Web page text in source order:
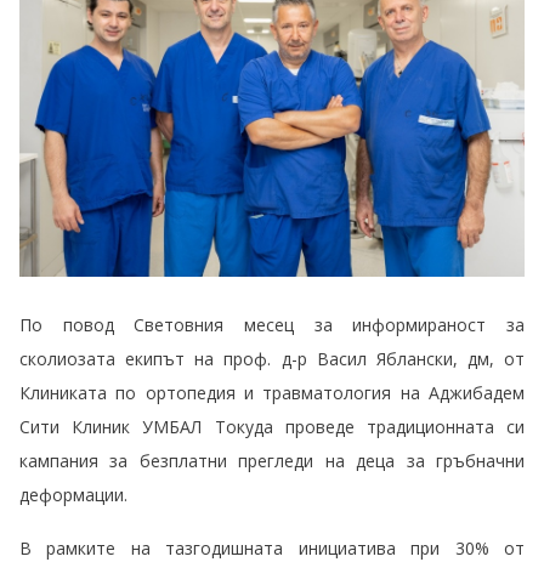
По повод Световния месец за информираност за
сколиозата екипът на проф. д-р Васил Яблански, дм, от
Клиниката по ортопедия и травматология на Аджибадем
Сити Клиник УМБАЛ Токуда проведе традиционната си
кампания за безплатни прегледи на деца за гръбначни
деформации.
В рамките на тазгодишната инициатива при 30% от